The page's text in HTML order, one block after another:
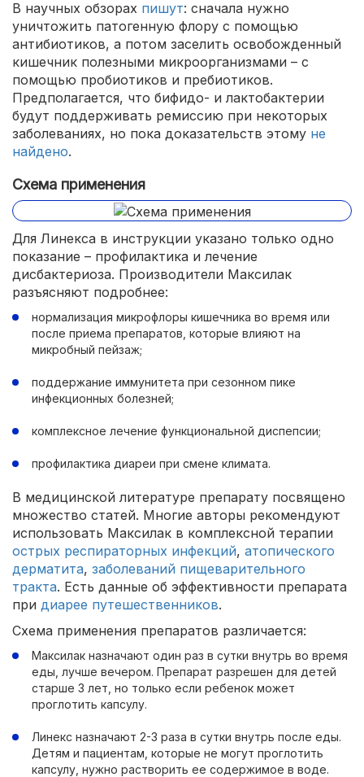
В научных обзорах пишут: сначала нужно
уничтожить патогенную флору с помощью
антибиотиков, а потом заселить освобожденный
кишечник полезными микроорганизмами – с
помощью пробиотиков и пребиотиков.
Предполагается, что бифидо- и лактобактерии
будут поддерживать ремиссию при некоторых
заболеваниях, но пока доказательств этому не
найдено.
Схема применения
Для Линекса в инструкции указано только одно
показание – профилактика и лечение
дисбактериоза. Производители Максилак
разъясняют подробнее:
нормализация микрофлоры кишечника во время или
после приема препаратов, которые влияют на
микробный пейзаж;
поддержание иммунитета при сезонном пике
инфекционных болезней;
комплексное лечение функциональной диспепсии;
профилактика диареи при смене климата.
В медицинской литературе препарату посвящено
множество статей. Многие авторы рекомендуют
использовать Максилак в комплексной терапии
острых респираторных инфекций, атопического
дерматита, заболеваний пищеварительного
тракта. Есть данные об эффективности препарата
при диарее путешественников.
Схема применения препаратов различается:
Максилак назначают один раз в сутки внутрь во время
еды, лучше вечером. Препарат разрешен для детей
старше 3 лет, но только если ребенок может
проглотить капсулу.
Линекс назначают 2-3 раза в сутки внутрь после еды.
Детям и пациентам, которые не могут проглотить
капсулу, нужно растворить ее содержимое в воде.